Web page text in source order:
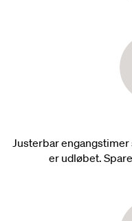
Justerbar
er udløbet.